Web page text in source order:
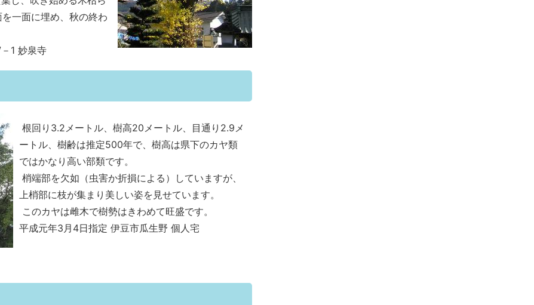
一面に埋め、秋の終わ
1 妙泉寺
根回り3.2メートル、樹高20メートル、目通り2.9メ
ートル、樹齢は推定500年で、樹高は県下のカヤ類
ではかなり高い部類です。
梢端部を欠如（虫害か折損による）していますが、
上梢部に枝が集まり美しい姿を見せています。
このカヤは雌木で樹勢はきわめて旺盛です。
平成元年3月4日指定 伊豆市瓜生野 個人宅